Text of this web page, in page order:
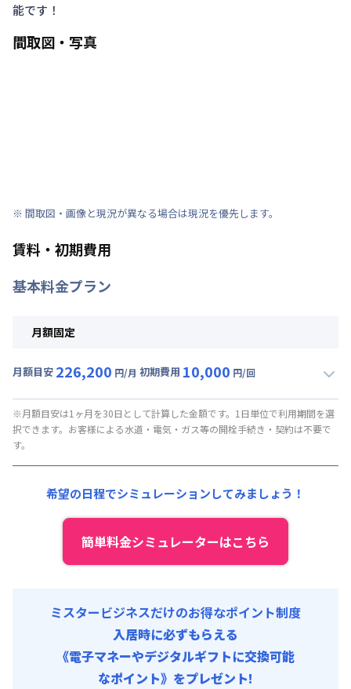
能です！
間取図・写真
※ 間取図・画像と現況が異なる場合は現況を優先します。
賃料・初期費用
基本料金プラン
月額固定
月額目安 226,200 円/月 初期費用 10,000 円/回
月額賃料目安(30日利用)
賃料 : 180,000円/月 (6,000円/日)
光熱費他 :
その他費用 :
21,000円/月 (700円/日)
寝具/リネン関連 : 5,500円/回
※月額目安は1ヶ月を30日として計算した金額です。1日単位で利用期間を選
択できます。お客様による水道・電気・ガス等の開栓手続き・契約は不要で
す。
希望の日程でシミュレーションしてみましょう！
簡単料金シミュレーターはこちら
ミスタービジネスだけのお得なポイント制度
入居時に必ずもらえる
《電子マネーやデジタルギフトに交換可能
なポイント》をプレゼント!